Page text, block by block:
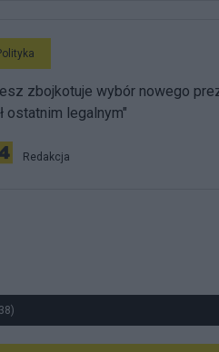
zbojkotuje wybór nowego
ostatnim legalnym"
Redakcja